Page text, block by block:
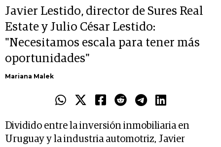
Javier Lestido, director de Sures Real
Estate y Julio César Lestido:
"Necesitamos escala para tener más
oportunidades"
Mariana Malek
Dividido entre la inversión inmobiliaria en
Uruguay y la industria automotriz, Javier